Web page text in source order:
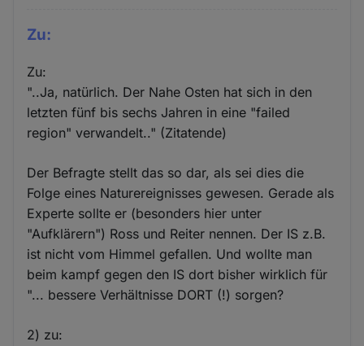
Zu:
Zu:
"..Ja, natürlich. Der Nahe Osten hat sich in den
letzten fünf bis sechs Jahren in eine "failed
region" verwandelt.." (Zitatende)
Der Befragte stellt das so dar, als sei dies die
Folge eines Naturereignisses gewesen. Gerade als
Experte sollte er (besonders hier unter
"Aufklärern") Ross und Reiter nennen. Der IS z.B.
ist nicht vom Himmel gefallen. Und wollte man
beim kampf gegen den IS dort bisher wirklich für
"... bessere Verhältnisse DORT (!) sorgen?
2) zu: